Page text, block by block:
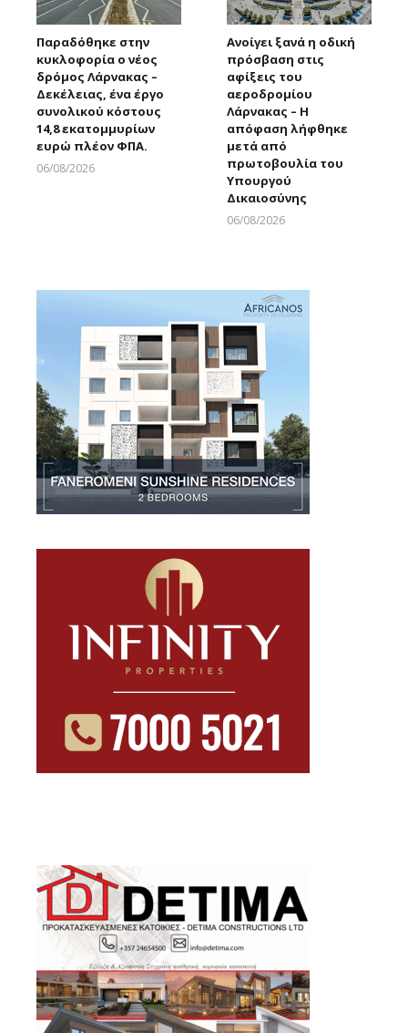
Παραδόθηκε στην
κυκλοφορία ο νέος
δρόμος Λάρνακας –
Δεκέλειας, ένα έργο
συνολικού κόστους
14,8 εκατομμυρίων
ευρώ πλέον ΦΠΑ.
06/08/2026
Ανοίγει ξανά η οδική
πρόσβαση στις
αφίξεις του
αεροδρομίου
Λάρνακας – Η
απόφαση λήφθηκε
μετά από
πρωτοβουλία του
Υπουργού
Δικαιοσύνης
06/08/2026